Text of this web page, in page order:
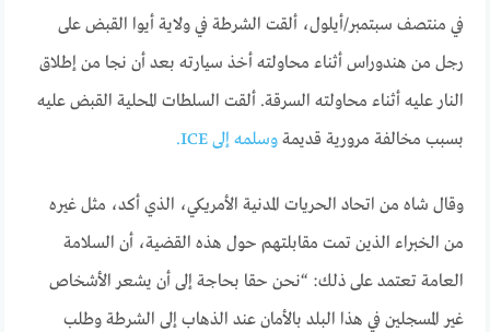
في منتصف سبتمبر/أيلول، ألقت الشرطة في ولاية أيوا القبض على
رجل من هندوراس أثناء محاولته أخذ سيارته بعد أن نجا من إطلاق
النار عليه أثناء محاولته السرقة. ألقت السلطات المحلية القبض عليه
بسبب مخالفة مرورية قديمةوسلمه إلى ICE.
وقال شاه من اتحاد الحريات المدنية الأمريكي، الذي أكد، مثل غيره
من الخبراء الذين تمت مقابلتهم حول هذه القضية، أن السلامة
العامة تعتمد على ذلك: “نحن حقا بحاجة إلى أن يشعر الأشخاص
غير المسجلين في هذا البلد بالأمان عند الذهاب إلى الشرطة وطلب